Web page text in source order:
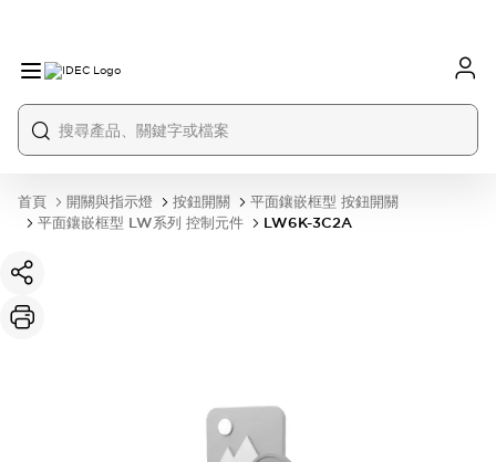
首頁 開關與指示燈 按鈕開關
平面鑲嵌框型 按鈕開關
平面鑲嵌框型 LW系列 控制元件
LW6K-3C2A